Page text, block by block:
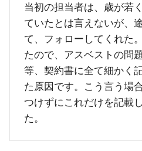
当初の担当者は、歳が若
ていたとは言えないが、
て、フォローしてくれた
たので、アスベストの問
等、契約書に全て細かく
た原因です。こう言う場
つけずにこれだけを記載
た。